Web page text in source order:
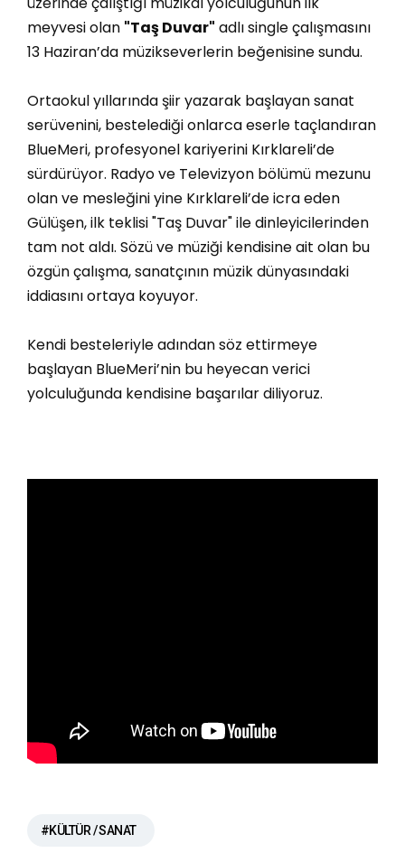
meyvesi olan "Taş Duvar" adlı single çalışmasını
13 Haziran’da müzikseverlerin beğenisine sundu.
Ortaokul yıllarında şiir yazarak başlayan sanat
serüvenini, bestelediği onlarca eserle taçlandıran
BlueMeri, profesyonel kariyerini Kırklareli’de
sürdürüyor. Radyo ve Televizyon bölümü mezunu
olan ve mesleğini yine Kırklareli’de icra eden
Gülüşen, ilk teklisi "Taş Duvar" ile dinleyicilerinden
tam not aldı. Sözü ve müziği kendisine ait olan bu
özgün çalışma, sanatçının müzik dünyasındaki
iddiasını ortaya koyuyor.
Kendi besteleriyle adından söz ettirmeye
başlayan BlueMeri’nin bu heyecan verici
yolculuğunda kendisine başarılar diliyoruz.
#KÜLTÜR / SANAT